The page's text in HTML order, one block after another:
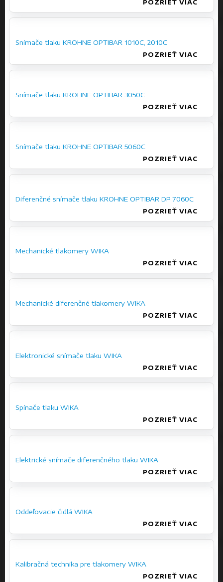
POZRIEŤ VIAC
Snímače tlaku KROHNE OPTIBAR 1010C, 2010C
POZRIEŤ VIAC
Snímače tlaku KROHNE OPTIBAR 3050C
POZRIEŤ VIAC
Snímače tlaku KROHNE OPTIBAR 5060C
POZRIEŤ VIAC
Diferenčné snímače tlaku KROHNE OPTIBAR DP 7060C
POZRIEŤ VIAC
Mechanické tlakomery WIKA
POZRIEŤ VIAC
Mechanické diferenčné tlakomery WIKA
POZRIEŤ VIAC
Elektronické snímače tlaku WIKA
POZRIEŤ VIAC
Spínače tlaku WIKA
POZRIEŤ VIAC
Elektrické snímače diferenčného tlaku WIKA
POZRIEŤ VIAC
Oddeľovacie čidlá WIKA
POZRIEŤ VIAC
Kalibračná technika pre tlakomery WIKA
POZRIEŤ VIAC